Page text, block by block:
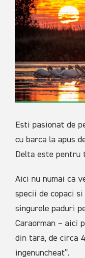
Esti pasionat de
cu barca la apus
Delta este pentru
Aici nu numai ca
specii de copaci
singurele paduri
Caraorman – aici
din tara, de circa
ingenuncheat”.